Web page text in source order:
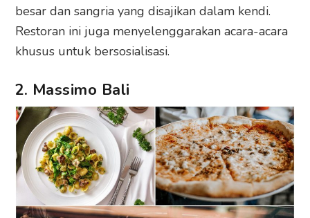
besar dan sangria yang disajikan dalam kendi.
Restoran ini juga menyelenggarakan acara-acara
khusus untuk bersosialisasi.
2. Massimo Bali